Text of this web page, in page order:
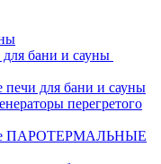
бани и сауны
печи для бани и сауны
перегретого
ПАРОТЕРМАЛЬНЫЕ